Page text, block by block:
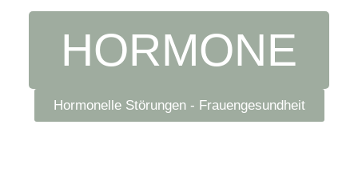
HORMONE
Hormonelle Störungen - Frauengesundheit